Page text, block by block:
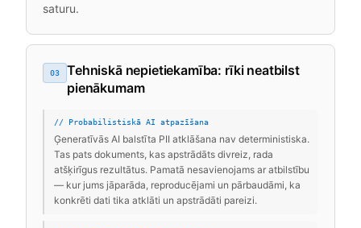
saturu.
03
Tehniskā nepietiekamība: rīki neatbilst
pienākumam
// Probabilistiskā AI atpazīšana
Ģeneratīvās AI balstīta PII atklāšana nav deterministiska.
Tas pats dokuments, kas apstrādāts divreiz, rada
atšķirīgus rezultātus. Pamatā nesavienojams ar atbilstību
— kur jums jāparāda, reproducējami un pārbaudāmi, ka
konkrēti dati tika atklāti un apstrādāti pareizi.